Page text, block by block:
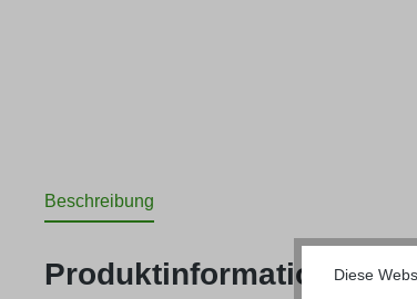
Beschreibung
Produktinformationen
Diese